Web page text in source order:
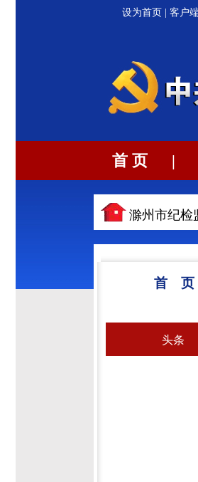
设为首页 客户
首 页 |
滁州市纪检
首 页
头条